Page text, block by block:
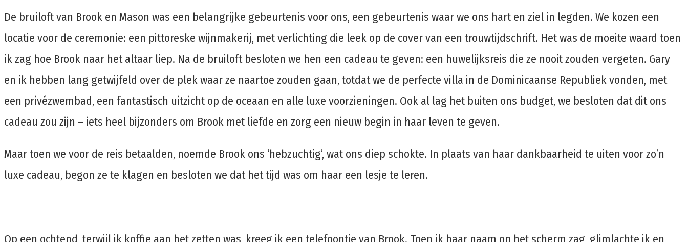
De bruiloft van Brook en Mason was een belangrijke gebeurtenis voor ons, een gebeurtenis waar we ons hart en ziel in legden. We kozen een
locatie voor de ceremonie: een pittoreske wijnmakerij, met verlichting die leek op de cover van een trouwtijdschrift. Het was de moeite waard toen
ik zag hoe Brook naar het altaar liep. Na de bruiloft besloten we hen een cadeau te geven: een huwelijksreis die ze nooit zouden vergeten. Gary
en ik hebben lang getwijfeld over de plek waar ze naartoe zouden gaan, totdat we de perfecte villa in de Dominicaanse Republiek vonden, met
een privézwembad, een fantastisch uitzicht op de oceaan en alle luxe voorzieningen. Ook al lag het buiten ons budget, we besloten dat dit ons
cadeau zou zijn – iets heel bijzonders om Brook met liefde en zorg een nieuw begin in haar leven te geven.
Maar toen we voor de reis betaalden, noemde Brook ons ​​‘hebzuchtig’, wat ons diep schokte. In plaats van haar dankbaarheid te uiten voor zo’n
luxe cadeau, begon ze te klagen en besloten we dat het tijd was om haar een lesje te leren.
Op een ochtend, terwijl ik koffie aan het zetten was, kreeg ik een telefoontje van Brook. Toen ik haar naam op het scherm zag, glimlachte ik en